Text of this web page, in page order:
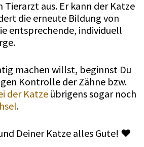
Tierarzt aus. Er kann der Katze
die erneute Bildung von
entsprechende, individuell
machen willst, beginnst Du
Kontrolle der Zähne bzw.
der Katzeübrigens sogar noch
.
Deiner Katze alles Gute! ♥